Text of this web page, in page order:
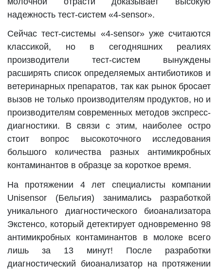
надежность тест-систем «4-sensor».
Сейчас тест-системы «4-sensor» уже считаются
классикой, но в сегодняшних реалиях
производители тест-систем вынуждены
расширять список определяемых антибиотиков и
ветеринарных препаратов, так как рынок бросает
вызов не только производителям продуктов, но и
производителям современных методов экспресс-
диагностики. В связи с этим, наиболее остро
стоит вопрос высокоточного исследования
большого количества разных антимикробных
контаминантов в образце за короткое время.
На протяжении 4 лет специалисты компании
Unisensor (Бельгия) занимались разработкой
уникального диагностического биоанализатора
Экстенсо, который детектирует одновременно 98
антимикробных контаминантов в молоке всего
лишь за 13 минут! После разработки
диагностический биоанализатор на протяжении